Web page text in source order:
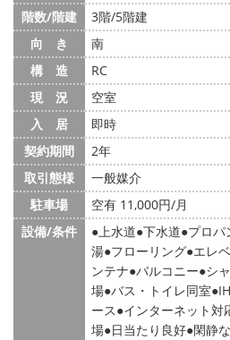
階数/階建
3階/5階建
向 き
南
構 造
RC
現 況
空室
入 居
即時
契約期間
2年
取引態様
一般媒介
駐車場
空有 11,000円/月
設備/条件
上水道 下水道 プロパ
湯 フローリング エレ
ンテナ バルコニー シ
場 バス・トイレ同室
ース インターネット対
場 日当たり良好 閑静